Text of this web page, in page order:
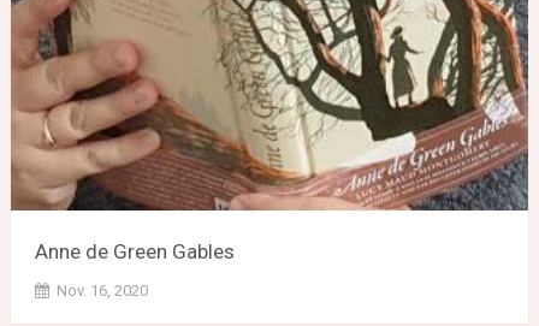
Anne de Green Gables
Nov. 16, 2020